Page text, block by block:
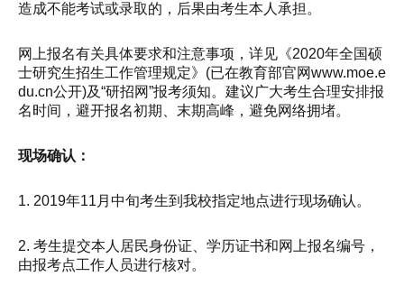
造成不能考试或录取的，后果由考生本人承担。
网上报名有关具体要求和注意事项，详见《2020年全国硕
士研究生招生工作管理规定》(已在教育部官网www.moe.e
du.cn公开)及“研招网”报考须知。建议广大考生合理安排报
名时间，避开报名初期、末期高峰，避免网络拥堵。
现场确认：
1. 2019年11月中旬考生到我校指定地点进行现场确认。
2. 考生提交本人居民身份证、学历证书和网上报名编号，
由报考点工作人员进行核对。